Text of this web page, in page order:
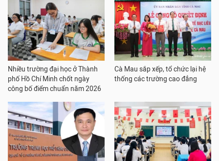
Nhiều trường đại học ở Thành
phố Hồ Chí Minh chốt ngày
công bố điểm chuẩn năm 2026
Cà Mau sắp xếp, tổ chức lại hệ
thống các trường cao đẳng